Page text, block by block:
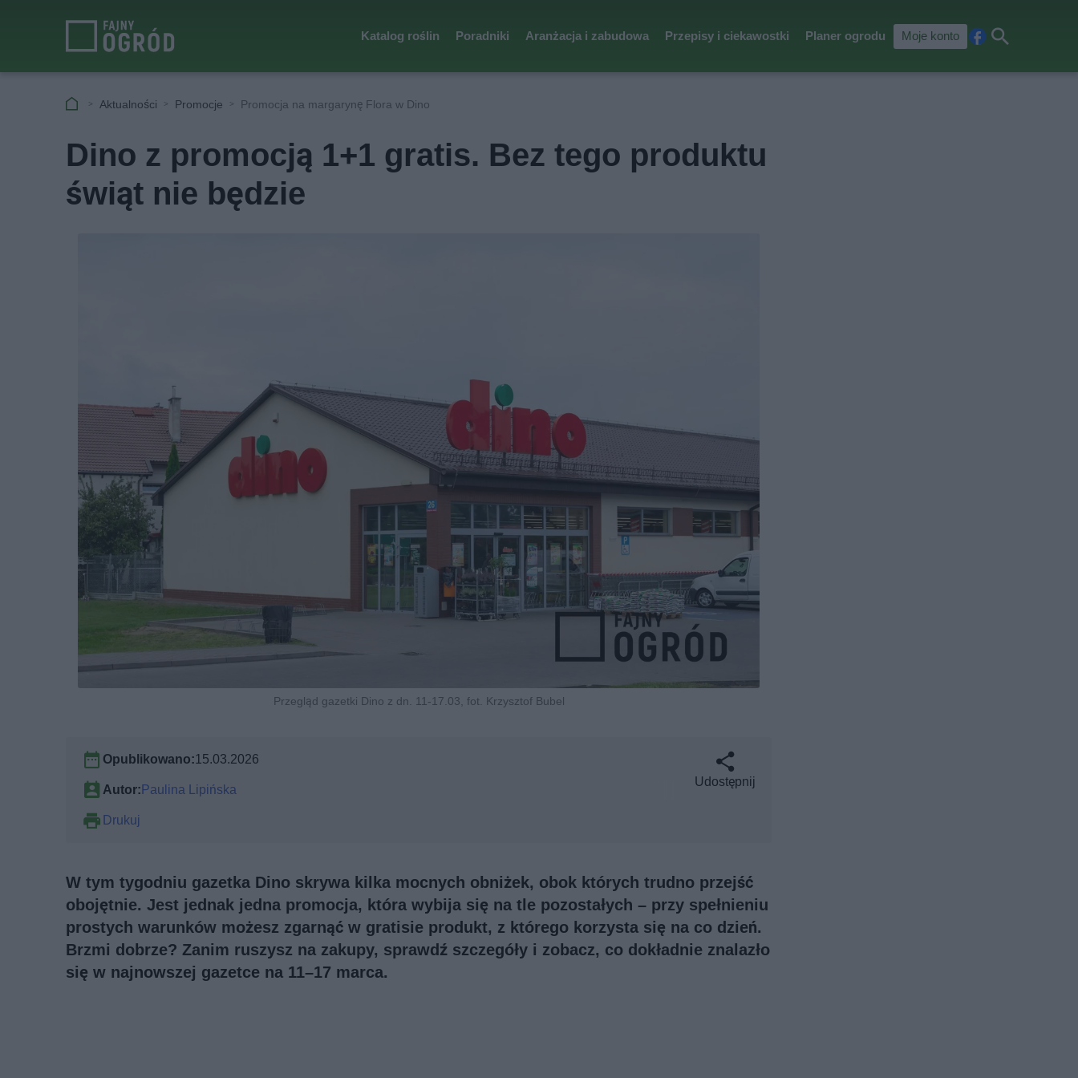
Katalog roślin Poradniki Aranżacja i zabudowa Przepisy i ciekawostki Planer ogrodu Moje konto
cebkaj
Aktualności Promocje Promocja na margarynę Flora w Dino
Dino z promocją 1+1 gratis. Bez tego produktu
świąt nie będzie
Przegląd gazetki Dino z dn. 11-17.03, fot. Krzysztof Bubel
Opublikowano:15.03.2026
Autor:Paulina Lipińska
Drukuj
Udostępnij
W tym tygodniu gazetka Dino skrywa kilka mocnych obniżek, obok których trudno przejść
obojętnie. Jest jednak jedna promocja, która wybija się na tle pozostałych – przy spełnieniu
prostych warunków możesz zgarnąć w gratisie produkt, z którego korzysta się na co dzień.
Brzmi dobrze? Zanim ruszysz na zakupy, sprawdź szczegóły i zobacz, co dokładnie znalazło
się w najnowszej gazetce na 11–17 marca.